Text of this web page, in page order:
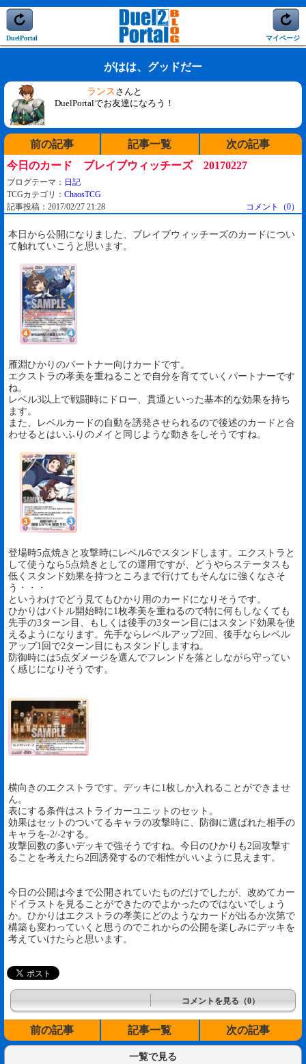
DuelPortal マイページ
がはは、グッドだー
ランス さんと
DuelPortalでお友達になろう！
前の記事 記事一覧
次の記事
今日のカード ブレイブウィッチーズ 20170227
ブログテーマ： 日記
TCGカテゴリ： ChaosTCG
記事投稿：2017/02/27 21:28
コメント（0）
本日から公開になりました、ブレイブウィッチーズのカードについ
て触れていこうと思います。
雁淵ひかりのパートナー向けカードです。
エクストラの孝美を重ねることで自分を育てていくパートナーです
ね。
レベル3以上で戦闘時にドロー、貫通といった基本的な効果を持ち
ます。
また、レベルカードの自動を誘発させられるので後述のカードと合
わせるとはいふりのメイと同じような動きをしそうですね。
登場時5点焼きと攻撃時にレベル6でスタンドします。エクストラと
して使うなら5点焼きとしての運用ですが、どうやらステータスも
低くスタンド効果を持つところまで行けてもそんなに強くなさそ
う・・・
というわけでどう見てもひかり用のカードになりそうです。
ひかりはバトル開始時に1枚孝美を重ねるので特に何もしなくても
先手の3ターン目、もしくは後手の3ターン目にはスタンド効果を使
えるようになります。先手ならレベルアップ2回、後手ならレベル
アップ1回で2ターン目にもスタンドしますね。
防御時には5点ダメージを選んでフレンドを落としながら守ってい
く感じになりそうです。
横向きのエクストラです。デッキに1枚しか入れることができませ
ん。
表にする条件はストライカーユニットのセット。
効果はセットのついてるキャラの攻撃時に、防御に選ばれた相手の
キャラを-2/-2する。
攻撃回数の多いデッキで強そうですね。今日のひかりも2回攻撃す
ることを考えたら2回誘発するので相性がいいように見えます。
今日の公開は今まで公開されていたものだけでしたが、改めてカー
ドイラストを見ることができたのでよかったのではないでしょう
か。ひかりはエクストラの孝美にどのようなカードが出るか次第で
構築も変わっていくと思うのでこれからの公開を楽しみにデッキを
考えていけたらと思います。
コメントを見る（0）
前の記事 記事一覧 次の記事
一覧で見る